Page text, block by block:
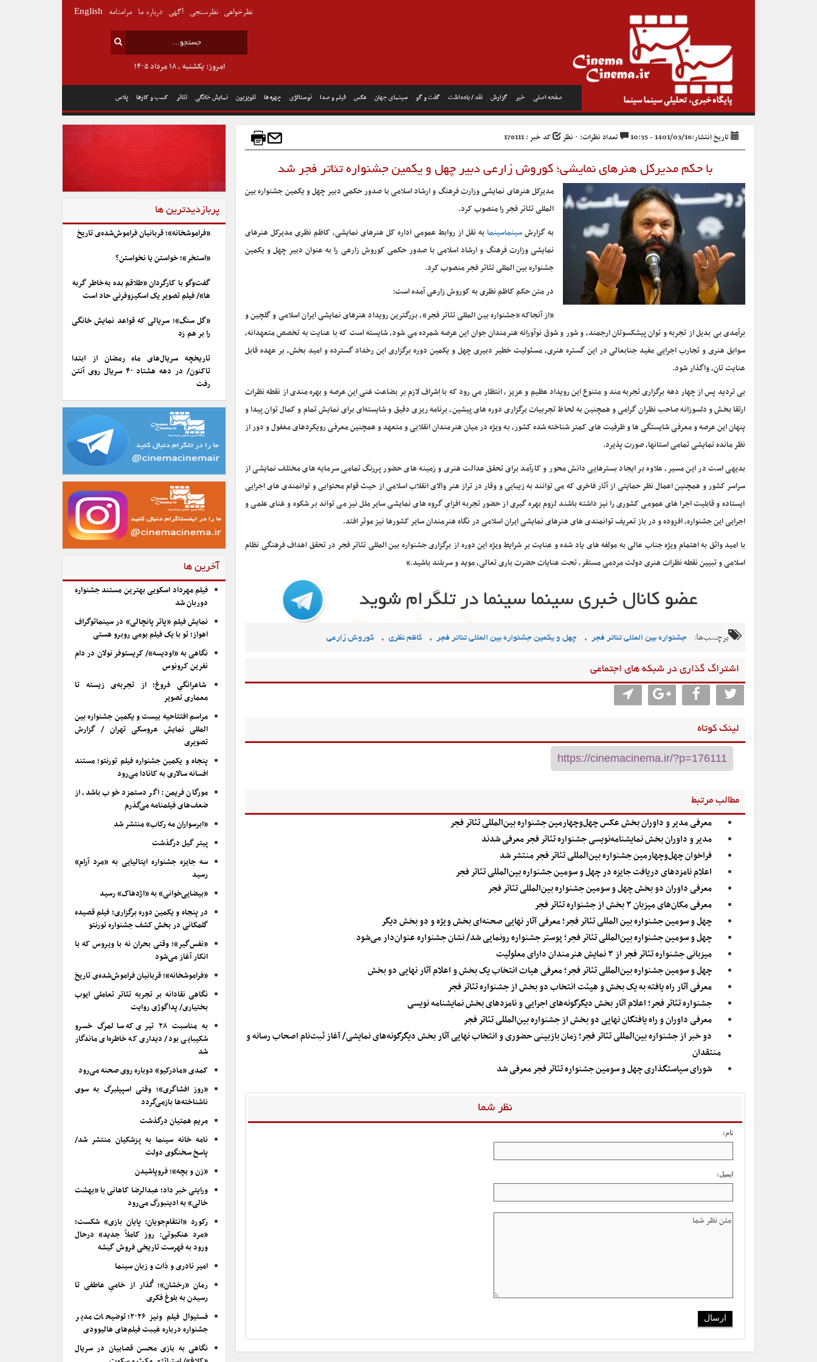
صفحه اصلی خبر گزارش نقد / یادداشت گفت و گو سینمای جهان عکس فیلم و صدا نوستالژی چهره ها تلویزیون نمایش خانگی تئاتر کسب و کارها پلاس
امروز: یکشنبه , ۱۸ مرداد ۱۴۰۵
نظرخواهی نظرسنجی آگهی درباره ما مرامنامه English
تاریخ انتشار:1401/03/16 - 10:35 تعداد نظرات: ۰ نظر کد خبر : 176111
با حکم مدیرکل هنرهای نمایشی؛ کوروش زارعی دبیر چهل و یکمین جشنواره تئاتر فجر شد
مدیرکل هنرهای نمایشی وزارت فرهنگ و ارشاد اسلامی با صدور حکمی دبیر چهل و یکمین جشنواره بین
المللی تئاتر فجر را منصوب کرد.
به گزارشسینماسینمابه نقل از روابط عمومی اداره کل هنرهای نمایشی، کاظم نظری مدیرکل هنرهای
نمایشی وزارت فرهنگ و ارشاد اسلامی با صدور حکمی کوروش زارعی را به عنوان دبیر چهل و یکمین
جشنواره بین المللی تئاتر فجر منصوب کرد.
در متن حکم کاظم نظری به کوروش زارعی آمده است:
«از آنجاکه «جشنواره بین المللی تئاتر فجر»، بزرگترین رویداد هنرهای نمایشی ایران اسلامی و گلچین و
برآمدی بی بدیل از تجربه و توان پیشکسوتان ارجمند، و شور و شوق نوآورانه هنرمندان جوان این عرصه شمرده می شود، شایسته است که با عنایت به تخصص متعهدانه،
سوابق هنری و تجارب اجرایی مفید جنابعالی در این گستره هنری، مسئولیت خطیر دبیری چهل و یکمین دوره برگزاری این رخداد گسترده و امید بخش، بر عهده قابل
عنایت تان، واگذار شود.
بی تردید پس از چهار دهه برگزاری تجربه مند و متنوع این رویداد عظیم و عزیز ، انتظار می رود که با اِشراف لازم بر بضاعت غنی ِاین عرصه و بهره مندی از نقطه نظرات
ارتقا بخش و دلسوزانه صاحب نظران گرامی و همچنین به لحاظ تجربیات برگزاری دوره های پیشین، برنامه ریزی دقیق و شایسته‌ای برای نمایش تمام و کمال توان پیدا و
پنهان این عرصه و معرفی شایستگی ها و ظرفیت های کمتر شناخته شده کشور، به ویژه در میان هنرمندان انقلابی و متعهد و همچنین معرفی رویکردهای مغفول و دور از
نظر مانده نمایشی تمامی استانها، صورت پذیرد.
بدیهی است در این مسیر، علاوه بر ایجاد بسترهایی دانش محور و کارآمد برای تحقق عدالت هنری و زمینه های حضور پررنگ تمامی سرمایه های مختلف نمایشی از
سراسر کشور و همچنین اعمال نظر حمایتی از آثار فاخری که می توانند به زیبایی و وقار در تراز هنر والای انقلاب اسلامی از حیث قوام محتوایی و توانمندی های اجرایی
ایستاده و قابلیت اجرا های عمومی کشوری را نیز داشته باشند لزوم بهره گیری از حضور تجربه افزایِ گروه های نمایشی سایر ملل نیز می تواند بر شکوه و غنای علمی و
اجرایی این جشنواره، افزوده و در باز تعریف توانمندی های هنرهای نمایشی ایران اسلامی در نگاه هنرمندان سایر کشورها نیز موثر افتد.
با امید واثق به اهتمام ویژه جناب عالی به مولفه های یاد شده و عنایت بر شرایط ویژه این دوره از برگزاری جشنواره بین المللی تئاتر فجر در تحقق اهداف فرهنگی نظام
اسلامی و تبیین نقطه نظرات هنری دولت مردمی مستقر، تحت عنایات حضرت باری تعالی، موید و سربلند باشید.»
برچسب‌ها: جشنواره بین المللی تئاتر فجر , چهل و یکمین جشنواره بین المللی تئاتر فجر , کاظم نظری , کوروش زارعی
اشتراگ گذاری در شبکه های اجتماعی
لینک کوتاه
مطالب مرتبط
معرفی مدیر و داوران بخش‌ عکس چهل‌وچهارمین جشنواره بین‌المللی تئاتر فجر
مدیر و داوران بخش نمایشنامه‌نویسی جشنواره تئاتر فجر معرفی شدند
فراخوان چهل‌وچهارمین جشنواره بین‌المللی تئاتر فجر منتشر شد
اعلام نامزدهای دریافت جایزه در چهل و سومین جشنواره بین‌المللی تئاتر فجر
معرفی داوران دو بخش چهل و سومین جشنواره بین‌المللی تئاتر فجر
معرفی مکان‌های میزبان ۳ بخش از جشنواره تئاتر فجر
چهل و سومین جشنواره بین المللی تئاتر فجر؛ معرفی آثار نهایی صحنه‌ای بخش ویژه و دو بخش دیگر
چهل و سومین جشنواره بین‌المللی تئاتر فجر؛ پوستر جشنواره رونمایی شد/ نشان جشنواره عنوان‌دار می‌شود
میزبانی جشنواره تئاتر فجر از ۳ نمایش هنرمندان دارای معلولیت
چهل و سومین جشنواره بین‌المللی تئاتر فجر؛ معرفی هیات انتخاب یک بخش و اعلام آثار نهایی دو بخش
معرفی آثار راه یافته به یک بخش و هیئت انتخاب دو بخش از جشنواره تئاتر فجر
جشنواره تئاتر فجر؛ اعلام آثار بخش دیگر‌گونه‌های اجرایی و نامزدهای بخش نمایشنامه نویسی
معرفی داوران و راه یافتگان نهایی دو بخش از جشنواره بین‌المللی تئاتر فجر
دو خبر از جشنواره بین‌المللی تئاتر فجر؛ زمان بازبینی حضوری و انتخاب نهایی آثار بخش دیگرگونه‌های نمایشی/ آغاز ثبت‌نام اصحاب رسانه و
منتقدان
شورای سیاستگذاری چهل و سومین جشنواره تئاتر فجر معرفی شد
نظر شما
نام:
ایمیل:
پربازدیدترین ها
«فراموشخانه»؛ قربانیان فراموش‌شده‌ی تاریخ
«استخر»؛ خواستن یا نخواستن؟
گفت‌وگو با کارگردان «طلاقم بده به خاطر گربه
ها»/ فیلم تصویر یک اسکیزوفرنی حاد است
«گل سنگ»؛ سریالی که قواعد نمایش خانگی
را بر هم زد
تاریخچه سریال‌های ماه رمضان از ابتدا
تاکنون/ در دهه هشتاد ۴۰ سریال روی آنتن
رفت
آخرین ها
فیلم مهرداد اسکویی بهترین مستند جشنواره
دوربان شد
نمایش فیلم «پاتر پانچالی» در سینماتوگراف
اهواز؛ تو با یک فیلم بومی روبرو هستی
نگاهی به «اودیسه»/ کریستوفر نولان در دام
نفرین کرونوس
شاعرانگیِ فروغ؛ از تجربه‌ی زیسته تا
معماری تصویر
مراسم افتتاحیه بیست و یکمین جشنواره بین
المللی نمایش عروسکی تهران / گزارش
تصویری
پنجاه و یکمین جشنواره فیلم تورنتو؛ مستند
افسانه سالاری به کانادا می‌رود
مورگان فریمن: اگر دستمزد خوب باشد، از
ضعف‌های فیلمنامه می‌گذرم
«ابرسواران مه رکاب» منتشر شد
پیتر گیل درگذشت
سه جایزه جشنواره ایتالیایی به «مرد آرام»
رسید
«بیضایی‌خوانی» به «اژدهاک» رسید
در پنجاه و یکمین دوره برگزاری؛ فیلم قصیده
گلمکانی در بخش کشف جشنواره تورنتو
«نفس‌گیر»؛ وقتی بحران نه با ویروس که با
انکار آغاز می‌شود
«فراموشخانه»؛ قربانیان فراموش‌شده‌ی تاریخ
نگاهی نقادانه بر تجربه تئاتر تعاملی ایوب
بختیاری/ پداگوژی روایت
به مناسبت ۲۸ تیری که سالمرگ خسرو
شکیبایی بود/ دیداری که خاطره‌ای ماندگار
شد
کمدی «مادرکیو» دوباره روی صحنه می‌رود
«روز افشاگری»؛ وقتی اسپیلبرگ به سوی
ناشناخته‌ها بازمی‌گردد
مریم همتیان درگذشت
نامه خانه سینما به پزشکیان منتشر شد/
پاسخ سخنگوی دولت
«زن و بچه»؛ فروپاشیدن
ورایتی خبر داد؛ عبدالرضا کاهانی با «بهشت
خالی» به ادینبورگ می‌رود
رکورد «انتقام‌جویان: پایان بازی» شکست؛
«مرد عنکبوتی: روز کاملاً جدید» درحال
ورود به فهرست تاریخی فروش گیشه
امیر نادری و ذات و زبان سینما
رمان «رخشان»؛ گُذار از خامیِ عاطفی تا
رسیدن به بلوغ فکری
فستیوال فیلم ونیز ۲۰۲۶؛ توضیحات مدیر
جشنواره درباره غیبت فیلم‌های هالیوودی
نگاهی به بازی محسن قصابیان در سریال